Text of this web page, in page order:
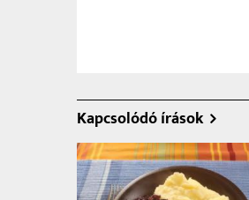
Kapcsolódó írások